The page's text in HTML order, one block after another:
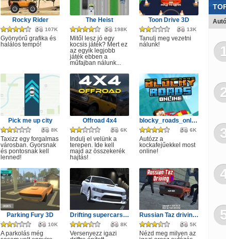
Rocky Rider
107K
Gyönyörű grafika és
halálos tempó!
The Heist
198K
Mitől lesz jó egy
kocsis játék? Mert ez
az egyik legjobb
játék ebben a
műfajban nálunk...
Toon Drive 3D
13K
Tanulj meg vezetni
nálunk!
Pick me up city
8K
Taxizz egy forgalmas
városban. Gyorsnak
és pontosnak kell
lenned!
Offroad 4x4
6K
Indulj el velünk a
terepen. Ide kell
majd az összekerék
hajtás!
blocky_roads_online
6K
Autózz a
kockafejűekkel most
online!
Parking Fury 3D
10K
A parkolás még
Drifting supercars racing 3D
8K
Versenyezz igazi
Russian Taz driving 2
5K
Nézd meg milyen az